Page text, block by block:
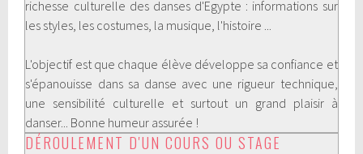
richesse culturelle des danses d'Egypte : informations sur
les styles, les costumes, la musique, l'histoire ...
L'objectif est que chaque élève développe sa confiance et
s'épanouisse dans sa danse avec une rigueur technique,
une sensibilité culturelle et surtout un grand plaisir à
danser... Bonne humeur assurée !
DÉROULEMENT D'UN COURS OU STAGE